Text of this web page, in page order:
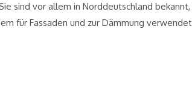
sind vor allem in Norddeutschland
für Fassaden und zur Dämmung